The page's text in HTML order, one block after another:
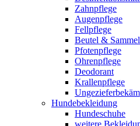
Zahnpflege
Augenpflege
Fellpflege
Beutel &
Pfotenpflege
Ohrenpflege
Deodorant
Krallenpflege
Hundebekleidung
Hundeschuhe
weitere